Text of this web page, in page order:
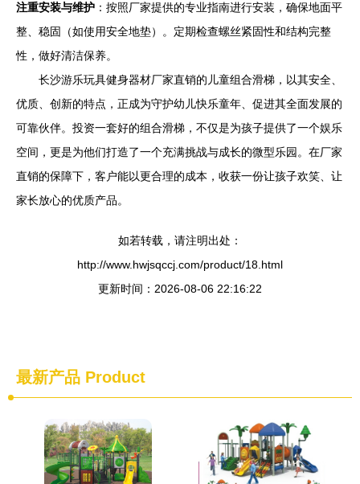
注重安装与维护 ：按照厂家提供的专业指南进行安装，确保地面平
整、稳固（如使用安全地垫）。定期检查螺丝紧固性和结构完整
性，做好清洁保养。
长沙游乐玩具健身器材厂家直销的儿童组合滑梯，以其安全、
优质、创新的特点，正成为守护幼儿快乐童年、促进其全面发展的
可靠伙伴。投资一套好的组合滑梯，不仅是为孩子提供了一个娱乐
空间，更是为他们打造了一个充满挑战与成长的微型乐园。在厂家
直销的保障下，客户能以更合理的成本，收获一份让孩子欢笑、让
家长放心的优质产品。
如若转载，请注明出处：
http://www.hwjsqccj.com/product/18.html
更新时间：2026-08-06 22:16:22
最新产品 Product